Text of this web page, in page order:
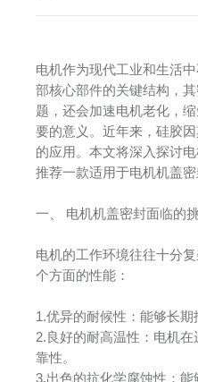
电机作为现代工业和生活
部核心部件的关键结构，
题，还会加速电机老化，
要的意义。近年来，硅胶
的应用。本文将深入探讨
推荐一款适用于电机机盖
一、 电机机盖密封面临的
电机的工作环境往往十分
个方面的性能：
1.优异的耐候性：能够长
2.良好的耐高温性：电机
靠性。
3.出色的抗化学腐蚀性：